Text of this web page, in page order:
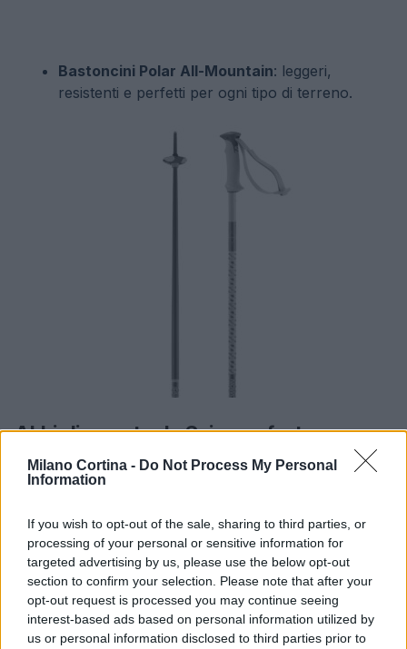
Milano Cortina - Do Not Process My Personal
Information
If you wish to opt-out of the sale, sharing to third parties, or
processing of your personal or sensitive information for
targeted advertising by us, please use the below opt-out
section to confirm your selection. Please note that after your
opt-out request is processed you may continue seeing
interest-based ads based on personal information utilized by
us or personal information disclosed to third parties prior to
Bastoncini Polar All-Mountain: leggeri,
resistenti e perfetti per ogni tipo di terreno.
Abbigliamento da Sci: comfort e
sostenibilità
nei materiali riciclati utilizzati per l’abbigliamento da
sci. Tra i pezzi più iconici:
Giacca Brilliant: traspirante, idrorepellente e
con isolamento PrimaLoft® Black Eco.